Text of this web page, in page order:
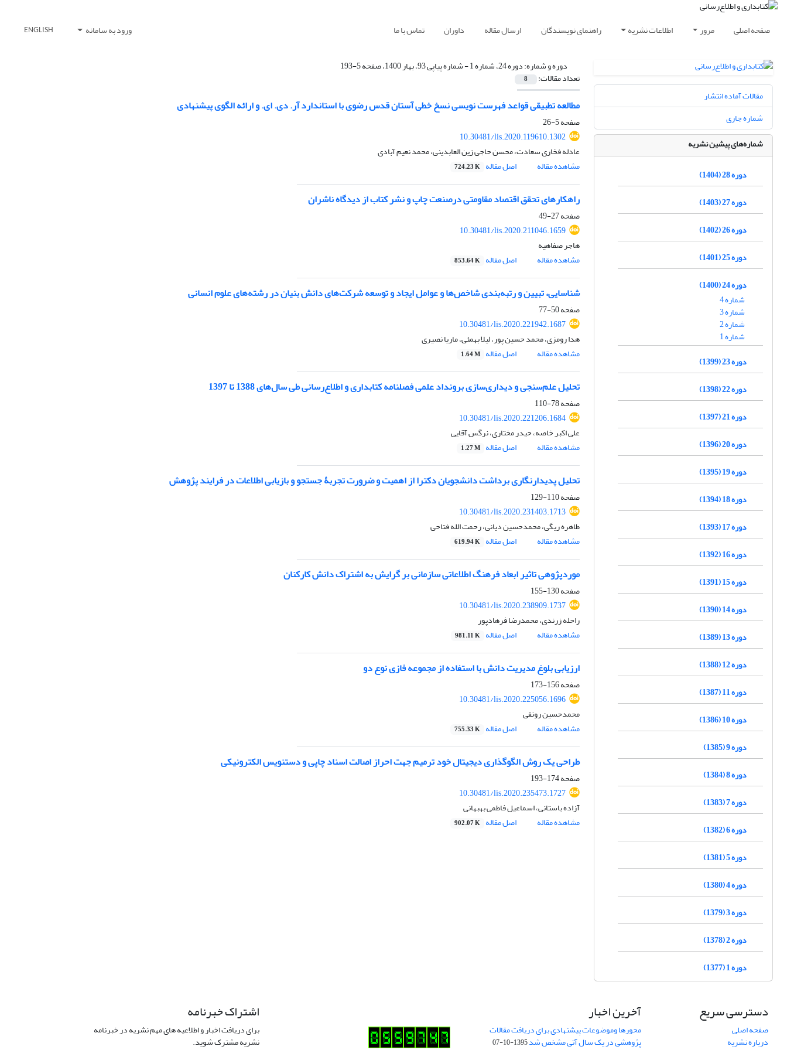
صفحه اصلی مرور اطلاعات نشریه راهنمای نویسندگان ارسال مقاله داوران تماس با ما ورود به سامانه ENGLISH
دوره و شماره:دوره 24، شماره 1 - شماره پیاپی 93، بهار 1400، صفحه 5-193
تعداد مقالات: 8
مطالعه تطبیقی قواعد فهرست نویسی نسخ خطی آستان قدس رضوی با استاندارد آر. دی. ای. و ارائه الگوی پیشنهادی
صفحه5-26
10.30481/lis.2020.119610.1302
عادله فخاری سعادت، محسن حاجی زین العابدینی، محمد نعیم آبادی
مشاهده مقاله
اصل مقاله 724.23 K
راهکارهای تحقق اقتصاد مقاومتی درصنعت چاپ و نشر کتاب از دیدگاه ناشران
صفحه27-49
10.30481/lis.2020.211046.1659
هاجر صفاهیه
مشاهده مقاله
اصل مقاله 853.64 K
شناسایی، تبیین و رتبه‌بندی شاخص‌ها و عوامل ایجاد و توسعه شرکت‌های دانش بنیان در رشته‌های علوم انسانی
صفحه50-77
10.30481/lis.2020.221942.1687
هدا رومزی، محمد حسین پور، لیلا بهمئی، ماریا نصیری
مشاهده مقاله
اصل مقاله 1.64 M
تحلیل علم‌سنجی و دیداری‌سازی برونداد علمی فصلنامه کتابداری و اطلاع‌رسانی طی سال‌های 1388 تا 1397
صفحه78-110
10.30481/lis.2020.221206.1684
علی اکبر خاصه، حیدر مختاری، نرگس آقایی
مشاهده مقاله
اصل مقاله 1.27 M
تحلیل پدیدارنگاری برداشت دانشجویان دکترا از اهمیت و ضرورت تجربۀ جستجو و بازیابی اطلاعات در فرایند پژوهش
صفحه110-129
10.30481/lis.2020.231403.1713
طاهره ریگی، محمدحسین دیانی، رحمت الله فتاحی
مشاهده مقاله
اصل مقاله 619.94 K
موردپژوهی تاثیر ابعاد فرهنگ اطلاعاتی سازمانی بر گرایش به اشتراک دانش کارکنان
صفحه130-155
10.30481/lis.2020.238909.1737
راحله زرندی، محمدرضا فرهادپور
مشاهده مقاله
اصل مقاله 981.11 K
ارزیابی بلوغ مدیریت دانش با استفاده از مجموعه فازی نوع دو
صفحه156-173
10.30481/lis.2020.225056.1696
محمدحسین رونقی
مشاهده مقاله
اصل مقاله 755.33 K
طراحی یک روش الگوگذاری دیجیتال خود ترمیم جهت احراز اصالت اسناد چاپی و دستنویس الکترونیکی
صفحه174-193
10.30481/lis.2020.235473.1727
آزاده باستانی، اسماعیل فاطمی بهبهانی
مشاهده مقاله
اصل مقاله 902.07 K
مقالات آماده انتشار
شماره جاری
شماره‌های پیشین نشریه
دوره 28 (1404)
دوره 27 (1403)
دوره 26 (1402)
دوره 25 (1401)
دوره 24 (1400)
شماره 4
شماره 3
شماره 2
شماره 1
دوره 23 (1399)
دوره 22 (1398)
دوره 21 (1397)
دوره 20 (1396)
دوره 19 (1395)
دوره 18 (1394)
دوره 17 (1393)
دوره 16 (1392)
دوره 15 (1391)
دوره 14 (1390)
دوره 13 (1389)
دوره 12 (1388)
دوره 11 (1387)
دوره 10 (1386)
دوره 9 (1385)
دوره 8 (1384)
دوره 7 (1383)
دوره 6 (1382)
دوره 5 (1381)
دوره 4 (1380)
دوره 3 (1379)
دوره 2 (1378)
دوره 1 (1377)
دسترسی سریع
صفحه اصلی
درباره نشریه
آخرین اخبار
محورها وموضوعات پیشنهادی برای دریافت مقالات
پژوهشی در یک سال آتی مشخص شد1395-10-07
اشتراک خبرنامه
برای دریافت اخبار و اطلاعیه های مهم نشریه در خبرنامه
نشریه مشترک شوید.